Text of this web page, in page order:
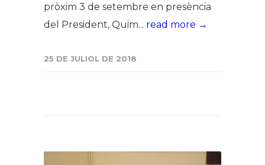
pròxim 3 de setembre en presència
del President, Quim... read more →
25 DE JULIOL DE 2018